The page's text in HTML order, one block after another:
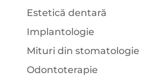
Estetică dentară
Implantologie
Mituri din stomatologie
Odontoterapie